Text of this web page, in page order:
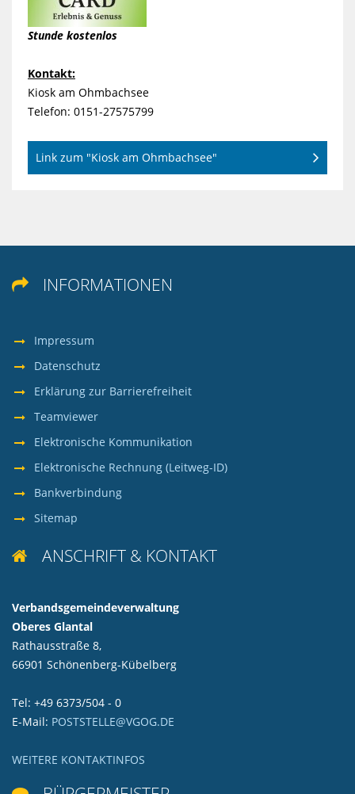
Stunde kostenlos
Kontakt:
Kiosk am Ohmbachsee
Telefon: 0151-27575799
Link zum "Kiosk am Ohmbachsee"
 INFORMATIONEN
Impressum
Datenschutz
Erklärung zur Barrierefreiheit
Teamviewer
Elektronische Kommunikation
Elektronische Rechnung (Leitweg-ID)
Bankverbindung
Sitemap
 ANSCHRIFT & KONTAKT
Verbandsgemeindeverwaltung
Oberes Glantal
Rathausstraße 8,
66901 Schönenberg-Kübelberg
Tel: +49 6373/504 - 0
E-Mail: POSTSTELLE@VGOG.DE
WEITERE KONTAKTINFOS